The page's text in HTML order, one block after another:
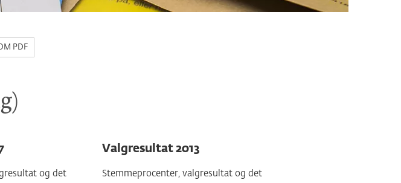
PDF
og det
Valgresultat 2013
Stemmeprocenter, valgresultat og det